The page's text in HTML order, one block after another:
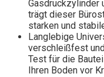
Gasdruckzylinder
trägt dieser
starken und
Langlebige
verschleißfest
Test für die
Ihren Boden vor